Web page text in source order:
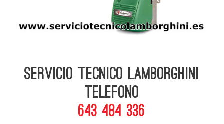
Servicio Tecnico Lamborghini
telefono
643 484 336